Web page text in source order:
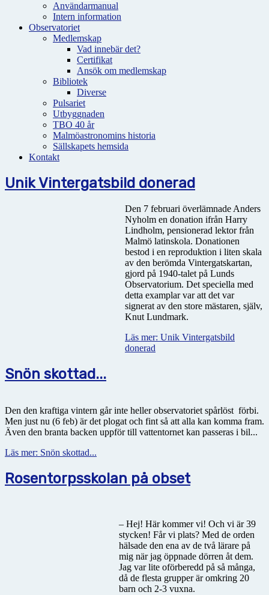
Användarmanual
Intern information
Observatoriet
Medlemskap
Vad innebär det?
Certifikat
Ansök om medlemskap
Bibliotek
Diverse
Pulsariet
Utbyggnaden
TBO 40 år
Malmöastronomins historia
Sällskapets hemsida
Kontakt
Unik Vintergatsbild donerad
Den 7 februari överlämnade Anders
Nyholm en donation ifrån Harry
Lindholm, pensionerad lektor från
Malmö latinskola. Donationen
bestod i en reproduktion i liten skala
av den berömda Vintergatskartan,
gjord på 1940-talet på Lunds
Observatorium. Det speciella med
detta examplar var att det var
signerat av den store mästaren, själv,
Knut Lundmark.
Läs mer: Unik Vintergatsbild
donerad
Snön skottad...
Den den kraftiga vintern går inte heller observatoriet spårlöst förbi.
Men just nu (6 feb) är det plogat och fint så att alla kan komma fram.
Även den branta backen uppför till vattentornet kan passeras i bil...
Läs mer: Snön skottad...
Rosentorpsskolan på obset
– Hej! Här kommer vi! Och vi är 39
stycken! Får vi plats? Med de orden
hälsade den ena av de två lärare på
mig när jag öppnade dörren åt dem.
Jag var lite oförberedd på så många,
då de flesta grupper är omkring 20
barn och 2-3 vuxna.